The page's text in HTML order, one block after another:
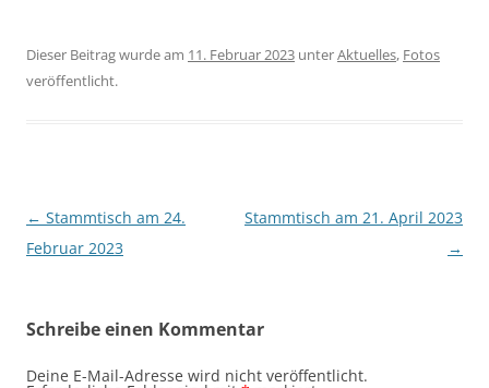
Dieser Beitrag wurde am 11. Februar 2023 unterAktuelles, Fotos
veröffentlicht.
Beitragsnavigation
← Stammtisch am 24.
Februar 2023
Stammtisch am 21. April 2023
→
Schreibe einen Kommentar
Deine E-Mail-Adresse wird nicht veröffentlicht.